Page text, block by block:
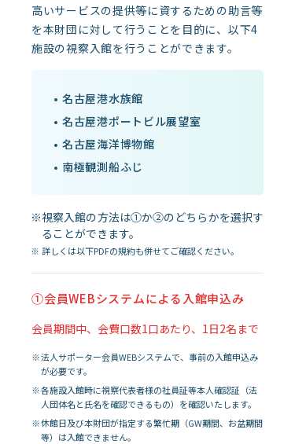
高いサービスの提供等に資するための助言等
を本財団に対して行うことを目的に、以下4
施設の視察入館を行うことができます。
名古屋港水族館
名古屋港ポートビル展望室
名古屋海洋博物館
南極観測船ふじ
視察入館の方法は①か②のどちらかを選択す
ることができます。
詳しくは以下PDFの規約も併せてご確認ください。
①会員WEBシステムによる入館申込み
会員期間中、会費口数1口あたり、1日2名まで
法人サポーター会員WEBシステムで、事前の入館申込み
が必要です。
各施設入館時に視察代表者様の社員証等本人確認証（法
人団体名と氏名を確認できるもの）を確認いたします。
休館日及び本財団が指定する繁忙期（GW期間、お盆期間
等）は入館できません。